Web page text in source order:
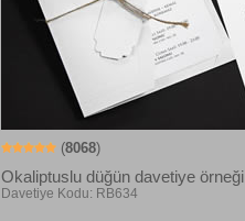
(8068)
Okaliptuslu düğün davetiye örneği